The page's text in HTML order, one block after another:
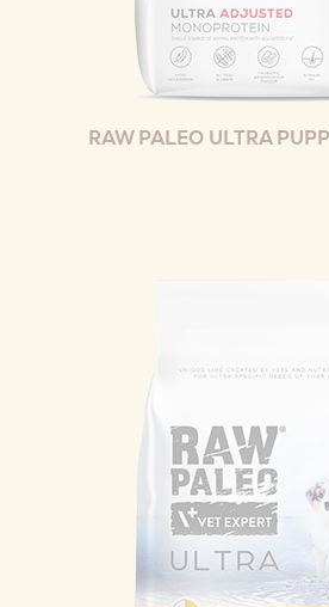
RAW PALEO ULTRA